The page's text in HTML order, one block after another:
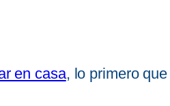
en casa, lo primero